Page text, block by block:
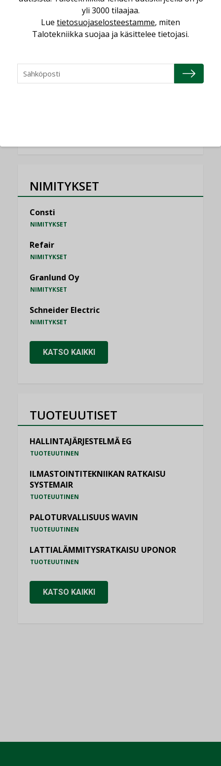
Miten varmistetaan EPD-dokumenteista
saatavien tietojen vertailukelpoisuus?
Vesi- ja viemärimitoittaminen on
jämähtänyt ajassa paikalleen
NIMITYKSET
Consti
NIMITYKSET
Refair
NIMITYKSET
Granlund Oy
NIMITYKSET
Schneider Electric
NIMITYKSET
KATSO KAIKKI
TUOTEUUTISET
HALLINTAJÄRJESTELMÄ EG
TUOTEUUTINEN
ILMASTOINTITEKNIIKAN RATKAISU
SYSTEMAIR
TUOTEUUTINEN
PALOTURVALLISUUS WAVIN
TUOTEUUTINEN
LATTIALÄMMITYSRATKAISU UPONOR
TUOTEUUTINEN
KATSO KAIKKI
yli 3000 tilaajaa.
Lue tietosuojaselosteestamme, miten
Talotekniikka suojaa ja käsittelee tietojasi.